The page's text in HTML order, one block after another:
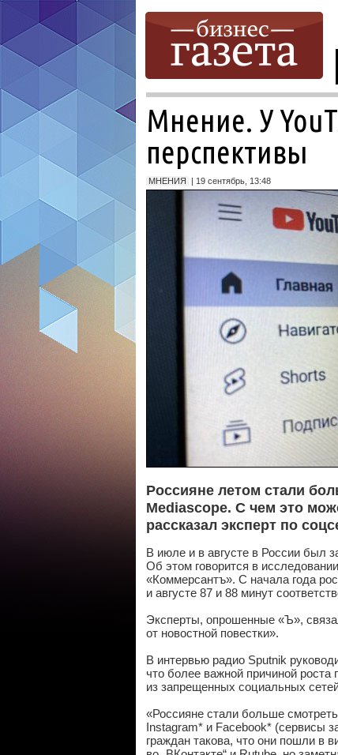
Мнение. У
перспективы
МНЕНИЯ | 19 сентябрь, 13:48
Россияне летом стали
Mediascope. С чем это
рассказал эксперт по
В июле и в августе в России был
Об этом говорится в
«Коммерсантъ». С начала года
и августе 87 и 88 минут
Эксперты, опрошенные «Ъ»,
от новостной повестки».
В интервью радио Sputnik
что более важной причиной роста
из запрещенных социальных
«Россияне стали больше
Instagram* и Facebook* (сервисы
граждан такова, что они пошли в